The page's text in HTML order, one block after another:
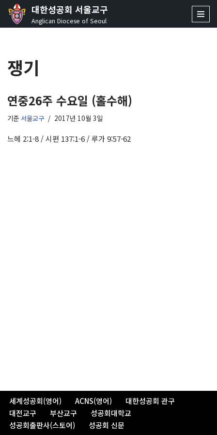
콘
로
건
뛰
기
대한성공회 서울교구
Anglican Diocese of Seoul
쟁기
연중26주 수요일 (홀수해)
기준 서울교구 2017년 10월 3일
느헤 2:1-8 / 시편 137:1-6 / 루가 9:57-62
세계성공회(영어) ACNS(영어)
대한성공회 관구
대전교구
부산교구
성공회대학교
성공회출판사(스토어)
성공회 신문